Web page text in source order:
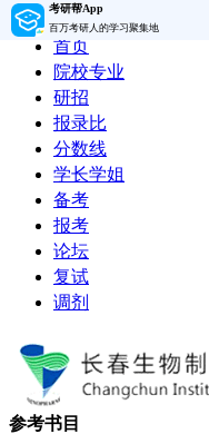
考研帮App
百万考研人的学习聚集地
首页
院校专业
研招
报录比
分数线
学长学姐
备考
报考
论坛
复试
调剂
参考书目